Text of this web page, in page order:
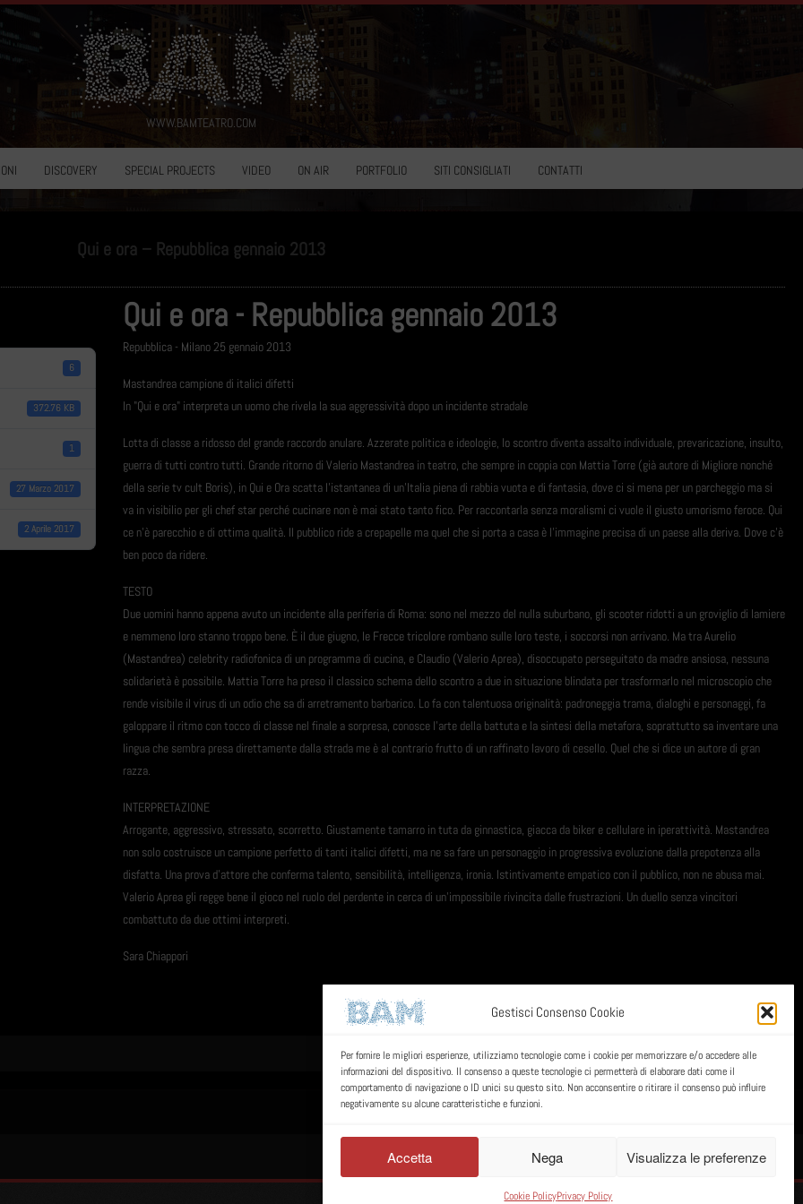
Gestisci Consenso Cookie
Per fornire le migliori esperienze, utilizziamo tecnologie come i cookie per memorizzare e/o accedere alle
informazioni del dispositivo. Il consenso a queste tecnologie ci permetterà di elaborare dati come il
comportamento di navigazione o ID unici su questo sito. Non acconsentire o ritirare il consenso può influire
negativamente su alcune caratteristiche e funzioni.
Accetta Nega Visualizza le preferenze
Cookie PolicyPrivacy Policy
WWW.BAMTEATRO.COM
DISCOVERY SPECIAL PROJECTS VIDEO ON AIR PORTFOLIO SITI CONSIGLIATI CONTATTI
Qui e ora – Repubblica gennaio 2013
6
372.76 KB
1
27 Marzo 2017
2 Aprile 2017
Qui e ora - Repubblica gennaio 2013
Repubblica - Milano 25 gennaio 2013
Mastandrea campione di italici difetti
In "Qui e ora" interpreta un uomo che rivela la sua aggressività dopo un incidente stradale
Lotta di classe a ridosso del grande raccordo anulare. Azzerate politica e ideologie, lo scontro diventa assalto individuale, prevaricazione, insulto,
guerra di tutti contro tutti. Grande ritorno di Valerio Mastandrea in teatro, che sempre in coppia con Mattia Torre (già autore di Migliore nonché
della serie tv cult Boris), in Qui e Ora scatta l'istantanea di un'Italia piena di rabbia vuota e di fantasia, dove ci si mena per un parcheggio ma si
va in visibilio per gli chef star perché cucinare non è mai stato tanto fico. Per raccontarla senza moralismi ci vuole il giusto umorismo feroce. Qui
ce n'è parecchio e di ottima qualità. Il pubblico ride a crepapelle ma quel che si porta a casa è l'immagine precisa di un paese alla deriva. Dove c'è
ben poco da ridere.
TESTO
Due uomini hanno appena avuto un incidente alla periferia di Roma: sono nel mezzo del nulla suburbano, gli scooter ridotti a un groviglio di lamiere
e nemmeno loro stanno troppo bene. È il due giugno, le Frecce tricolore rombano sulle loro teste, i soccorsi non arrivano. Ma tra Aurelio
(Mastandrea) celebrity radiofonica di un programma di cucina, e Claudio (Valerio Aprea), disoccupato perseguitato da madre ansiosa, nessuna
solidarietà è possibile. Mattia Torre ha preso il classico schema dello scontro a due in situazione blindata per trasformarlo nel microscopio che
rende visibile il virus di un odio che sa di arretramento barbarico. Lo fa con talentuosa originalità: padroneggia trama, dialoghi e personaggi, fa
galoppare il ritmo con tocco di classe nel finale a sorpresa, conosce l'arte della battuta e la sintesi della metafora, soprattutto sa inventare una
lingua che sembra presa direttamente dalla strada me è al contrario frutto di un raffinato lavoro di cesello. Quel che si dice un autore di gran
razza.
INTERPRETAZIONE
Arrogante, aggressivo, stressato, scorretto. Giustamente tamarro in tuta da ginnastica, giacca da biker e cellulare in iperattività. Mastandrea
non solo costruisce un campione perfetto di tanti italici difetti, ma ne sa fare un personaggio in progressiva evoluzione dalla prepotenza alla
disfatta. Una prova d'attore che conferma talento, sensibilità, intelligenza, ironia. Istintivamente empatico con il pubblico, non ne abusa mai.
Valerio Aprea gli regge bene il gioco nel ruolo del perdente in cerca di un'impossibile rivincita dalle frustrazioni. Un duello senza vincitori
combattuto da due ottimi interpreti.
Sara Chiappori